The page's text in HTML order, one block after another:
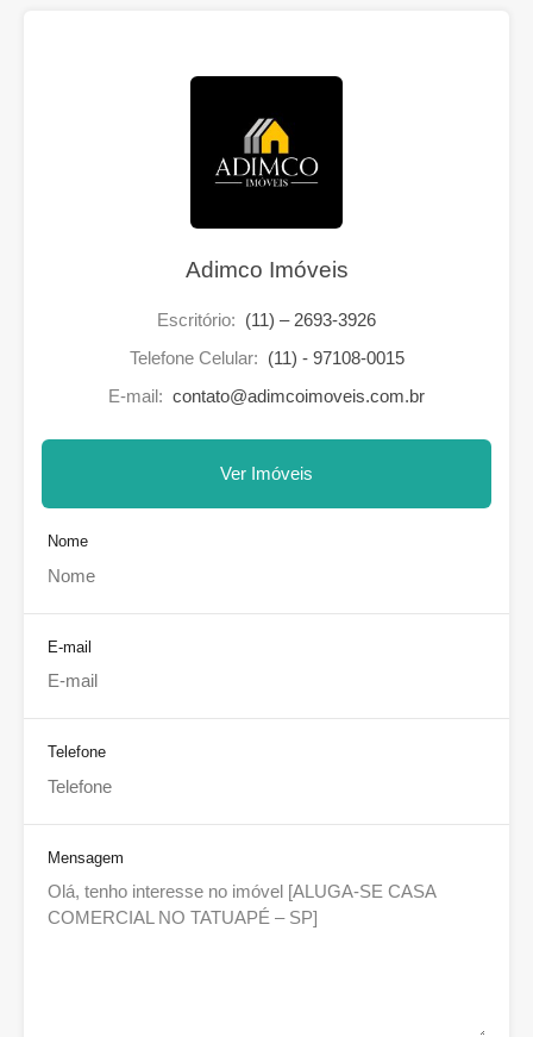
Adimco Imóveis
Escritório: (11) – 2693-3926
Telefone Celular: (11) - 97108-0015
E-mail: contato@adimcoimoveis.com.br
Ver Imóveis
Nome
E-mail
Telefone
Mensagem